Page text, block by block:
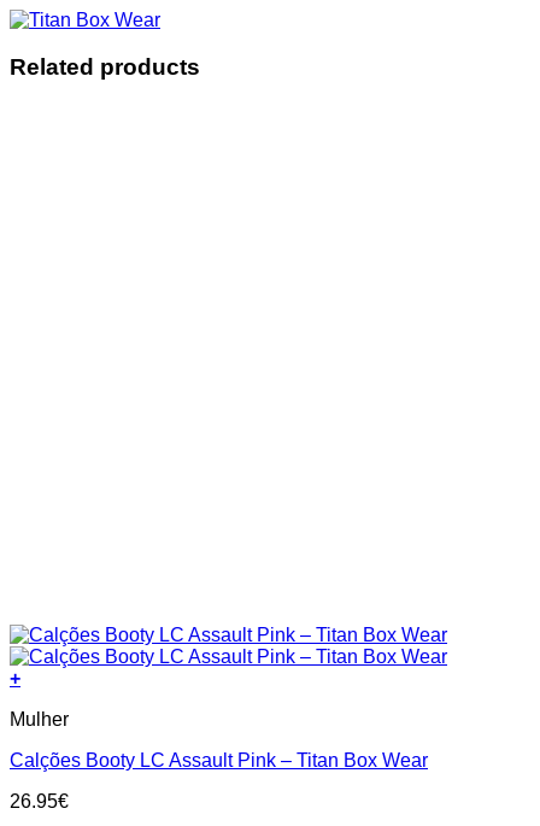
Related products
+
product
multiple
The
Mulher
Calções Booty LC Assault Pink – Titan Box Wear
26.95€